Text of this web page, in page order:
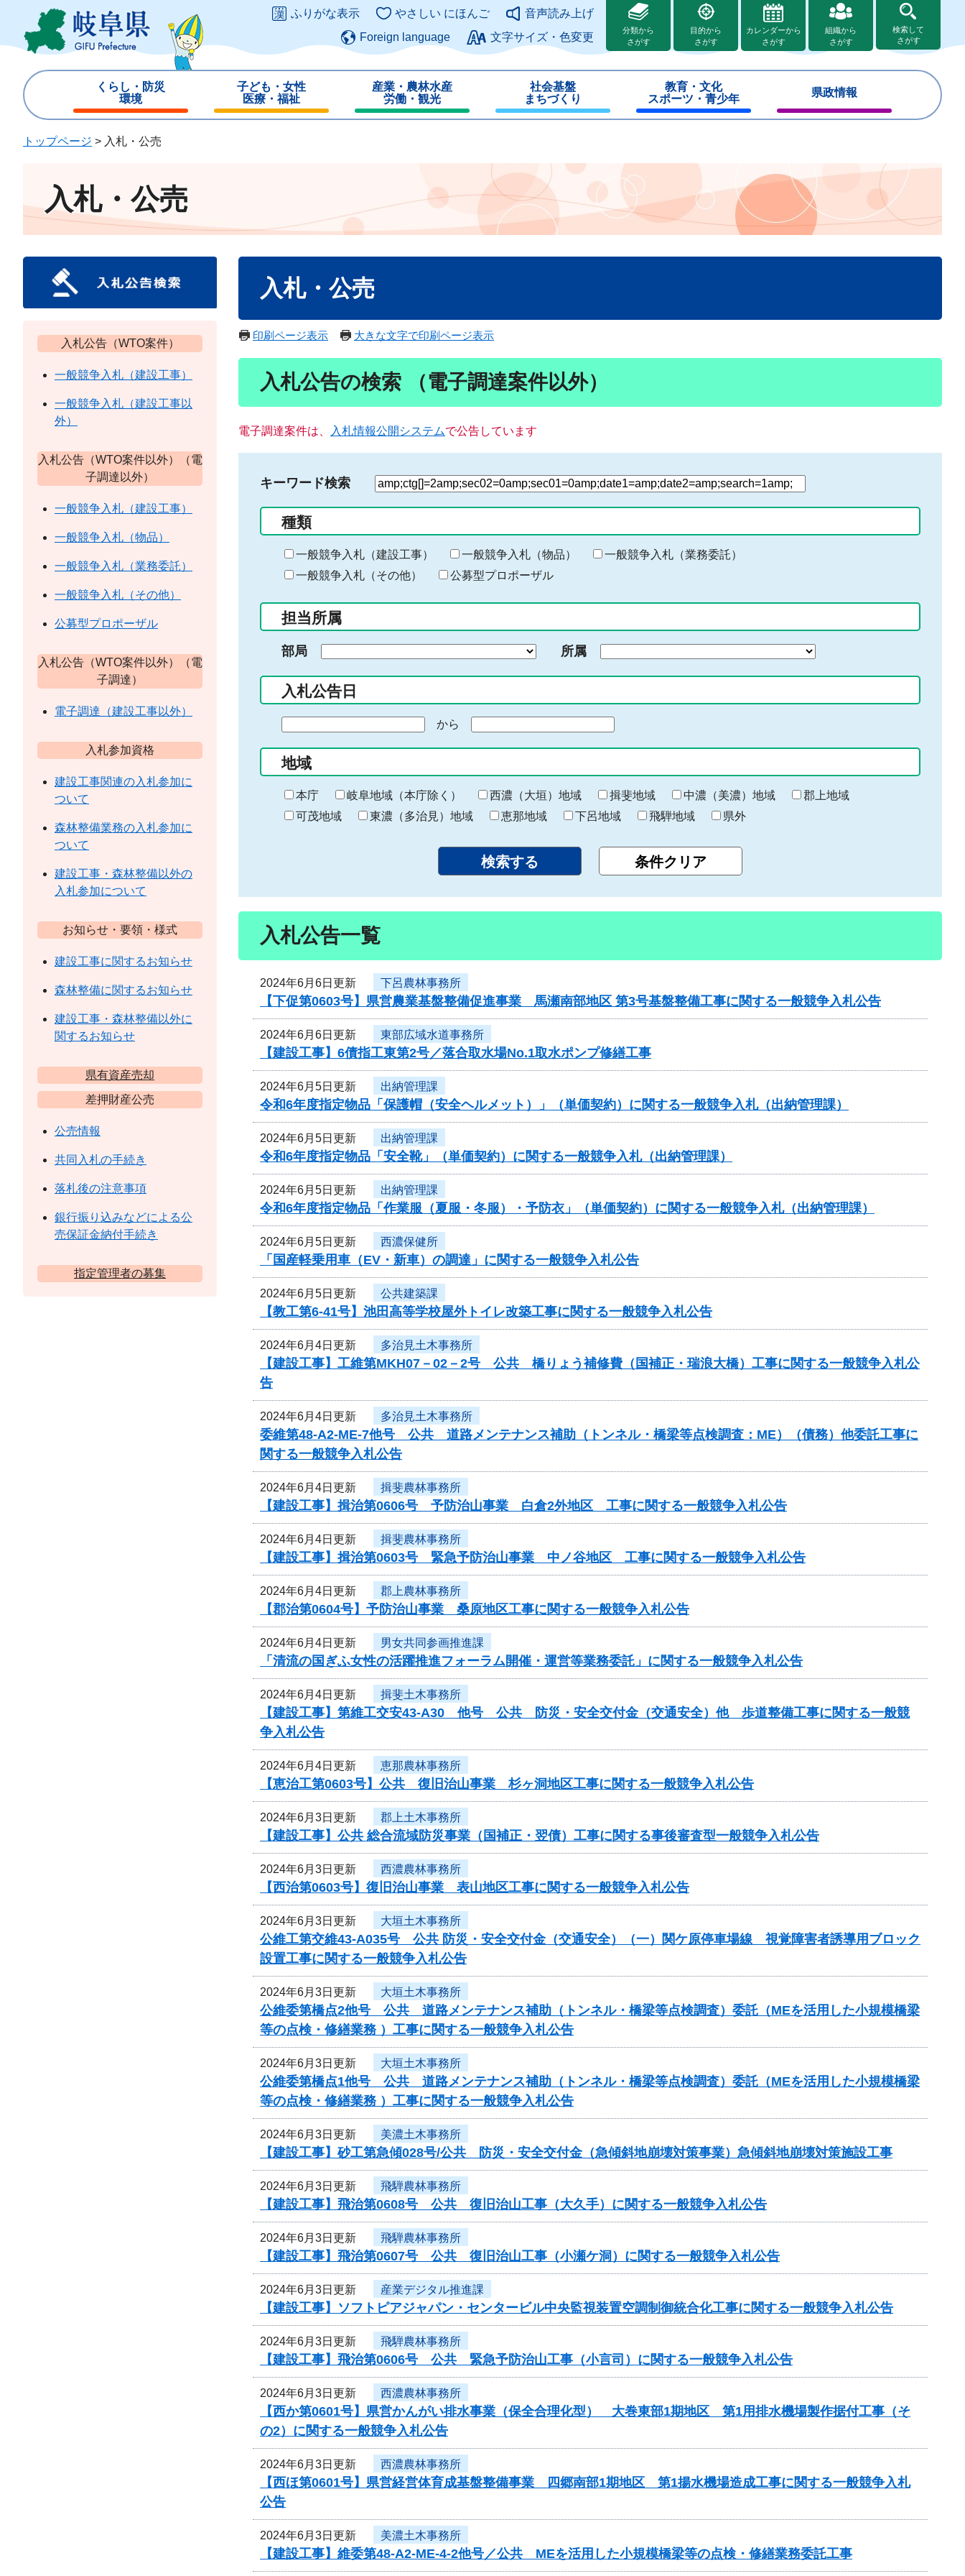
ジ
ュ
このページの本文へ
ふりがな表示 やさしい にほんご
音声読み上げ
Foreign language
文字サイズ・色変更
分類から
さがす
目的から
さがす
カレンダーから
さがす
組織から
さがす
検索して
さがす
くらし・防災
環境
子ども・女性
医療・福祉
産業・農林水産
労働・観光
社会基盤
まちづくり
教育・文化
スポーツ・青少年
県政情報
トップページ > 入札・公売
入札・公売
入札・公売
印刷ページ表示 大きな文字で印刷ページ表示
入札公告の検索 （電子調達案件以外）
電子調達案件は、 入札情報公開システムで公告しています
キーワード検索
検
る
キ
ー
ー
入
力
種類
一般競争入札（建設工事） 一般競争入札（物品）
一般競争入札（業務委託）
一般競争入札（その他）
公募型プロポーザル
担当所属
部局 所属
入札公告日
の
始
ま
り
から
終
わ
り
地域
本庁 岐阜地域（本庁除く） 西濃（大垣）地域 揖斐地域 中濃（美濃）地域
郡上地域
可茂地域
東濃（多治見）地域 恵那地域 下呂地域 飛騨地域 県外
入札公告一覧
2024年6月6日更新 下呂農林事務所
【下促第0603号】県営農業基盤整備促進事業 馬瀬南部地区 第3号基盤整備工事に関する一般競争入札公告
2024年6月6日更新 東部広域水道事務所
【建設工事】6債指工東第2号／落合取水場No.1取水ポンプ修繕工事
2024年6月5日更新 出納管理課
令和6年度指定物品「保護帽（安全ヘルメット）」（単価契約）に関する一般競争入札（出納管理課）
2024年6月5日更新 出納管理課
令和6年度指定物品「安全靴」（単価契約）に関する一般競争入札（出納管理課）
2024年6月5日更新 出納管理課
令和6年度指定物品「作業服（夏服・冬服）・予防衣」（単価契約）に関する一般競争入札（出納管理課）
2024年6月5日更新 西濃保健所
「国産軽乗用車（EV・新車）の調達」に関する一般競争入札公告
2024年6月5日更新 公共建築課
【教工第6-41号】池田高等学校屋外トイレ改築工事に関する一般競争入札公告
2024年6月4日更新 多治見土木事務所
【建設工事】工維第MKH07－02－2号 公共 橋りょう補修費（国補正・瑞浪大橋）工事に関する一般競争入札公
告
2024年6月4日更新 多治見土木事務所
委維第48-A2-ME-7他号 公共 道路メンテナンス補助（トンネル・橋梁等点検調査：ME）（債務）他委託工事に
関する一般競争入札公告
2024年6月4日更新 揖斐農林事務所
【建設工事】揖治第0606号 予防治山事業 白倉2外地区 工事に関する一般競争入札公告
2024年6月4日更新 揖斐農林事務所
【建設工事】揖治第0603号 緊急予防治山事業 中ノ谷地区 工事に関する一般競争入札公告
2024年6月4日更新 郡上農林事務所
【郡治第0604号】予防治山事業 桑原地区工事に関する一般競争入札公告
2024年6月4日更新 男女共同参画推進課
「清流の国ぎふ女性の活躍推進フォーラム開催・運営等業務委託」に関する一般競争入札公告
2024年6月4日更新 揖斐土木事務所
【建設工事】第維工交安43-A30 他号 公共 防災・安全交付金（交通安全）他 歩道整備工事に関する一般競
争入札公告
2024年6月4日更新 恵那農林事務所
【恵治工第0603号】公共 復旧治山事業 杉ヶ洞地区工事に関する一般競争入札公告
2024年6月3日更新 郡上土木事務所
【建設工事】公共 総合流域防災事業（国補正・翌債）工事に関する事後審査型一般競争入札公告
2024年6月3日更新 西濃農林事務所
【西治第0603号】復旧治山事業 表山地区工事に関する一般競争入札公告
2024年6月3日更新 大垣土木事務所
公維工第交維43-A035号 公共 防災・安全交付金（交通安全）（一）関ケ原停車場線 視覚障害者誘導用ブロック
設置工事に関する一般競争入札公告
2024年6月3日更新 大垣土木事務所
公維委第橋点2他号 公共 道路メンテナンス補助（トンネル・橋梁等点検調査）委託（MEを活用した小規模橋梁
等の点検・修繕業務 ）工事に関する一般競争入札公告
2024年6月3日更新 大垣土木事務所
公維委第橋点1他号 公共 道路メンテナンス補助（トンネル・橋梁等点検調査）委託（MEを活用した小規模橋梁
等の点検・修繕業務 ）工事に関する一般競争入札公告
2024年6月3日更新 美濃土木事務所
【建設工事】砂工第急傾028号/公共 防災・安全交付金（急傾斜地崩壊対策事業）急傾斜地崩壊対策施設工事
2024年6月3日更新 飛騨農林事務所
【建設工事】飛治第0608号 公共 復旧治山工事（大久手）に関する一般競争入札公告
2024年6月3日更新 飛騨農林事務所
【建設工事】飛治第0607号 公共 復旧治山工事（小瀬ケ洞）に関する一般競争入札公告
2024年6月3日更新 産業デジタル推進課
【建設工事】ソフトピアジャパン・センタービル中央監視装置空調制御統合化工事に関する一般競争入札公告
2024年6月3日更新 飛騨農林事務所
【建設工事】飛治第0606号 公共 緊急予防治山工事（小言司）に関する一般競争入札公告
2024年6月3日更新 西濃農林事務所
【西か第0601号】県営かんがい排水事業（保全合理化型） 大巻東部1期地区 第1用排水機場製作据付工事（そ
の2）に関する一般競争入札公告
2024年6月3日更新 西濃農林事務所
【西ほ第0601号】県営経営体育成基盤整備事業 四郷南部1期地区 第1揚水機場造成工事に関する一般競争入札
公告
2024年6月3日更新 美濃土木事務所
【建設工事】維委第48-A2-ME-4-2他号／公共 MEを活用した小規模橋梁等の点検・修繕業務委託工事
入札公告（WTO案件）
一般競争入札（建設工事）
一般競争入札（建設工事以
外）
入札公告（WTO案件以外）（電
子調達以外）
一般競争入札（建設工事）
一般競争入札（物品）
一般競争入札（業務委託）
一般競争入札（その他）
公募型プロポーザル
入札公告（WTO案件以外）（電
子調達）
電子調達（建設工事以外）
入札参加資格
建設工事関連の入札参加に
ついて
森林整備業務の入札参加に
ついて
建設工事・森林整備以外の
入札参加について
お知らせ・要領・様式
建設工事に関するお知らせ
森林整備に関するお知らせ
建設工事・森林整備以外に
関するお知らせ
県有資産売却
差押財産公売
公売情報
共同入札の手続き
落札後の注意事項
銀行振り込みなどによる公
売保証金納付手続き
指定管理者の募集